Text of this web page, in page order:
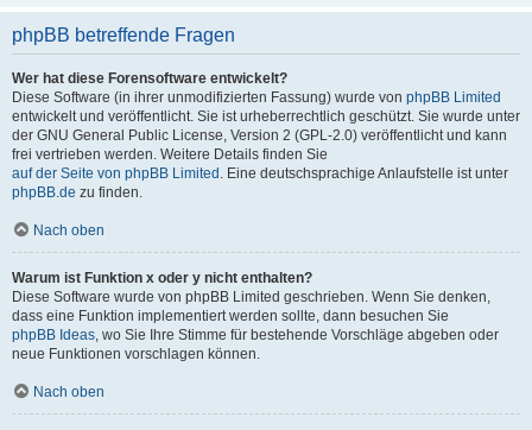
phpBB betreffende Fragen
Wer hat diese Forensoftware entwickelt?
Diese Software (in ihrer unmodifizierten Fassung) wurde von phpBB Limited
entwickelt und veröffentlicht. Sie ist urheberrechtlich geschützt. Sie wurde unter
der GNU General Public License, Version 2 (GPL-2.0) veröffentlicht und kann
frei vertrieben werden. Weitere Details finden Sie
auf der Seite von phpBB Limited . Eine deutschsprachige Anlaufstelle ist unter
phpBB.de zu finden.
Nach oben
Warum ist Funktion x oder y nicht enthalten?
Diese Software wurde von phpBB Limited geschrieben. Wenn Sie denken,
dass eine Funktion implementiert werden sollte, dann besuchen Sie
phpBB Ideas, wo Sie Ihre Stimme für bestehende Vorschläge abgeben oder
neue Funktionen vorschlagen können.
Nach oben